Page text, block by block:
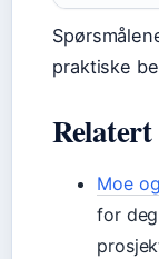
praktiske
Moe
for